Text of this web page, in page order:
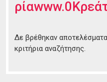
Δε βρέθηκαν
κριτήρια αναζήτησης.